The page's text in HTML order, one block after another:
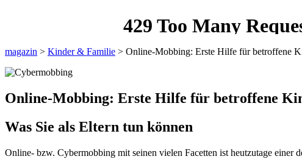
magazin > Kinder & Familie > Online-Mobbing: Erste Hilfe für betroffene
Online-Mobbing: Erste Hilfe für betroffene
Was Sie als Eltern tun können
Online- bzw. Cybermobbing mit seinen vielen Facetten ist heutzutage